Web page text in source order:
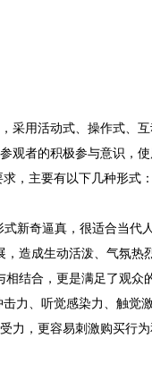
采用活动式、操作式、
观者的积极参与意识，
，主要有以下几种形式：
新奇逼真，很适合当代
造成生动活泼、气氛热
结合，更是满足了观众
力、听觉感染力、触觉
力，更容易刺激购买行为